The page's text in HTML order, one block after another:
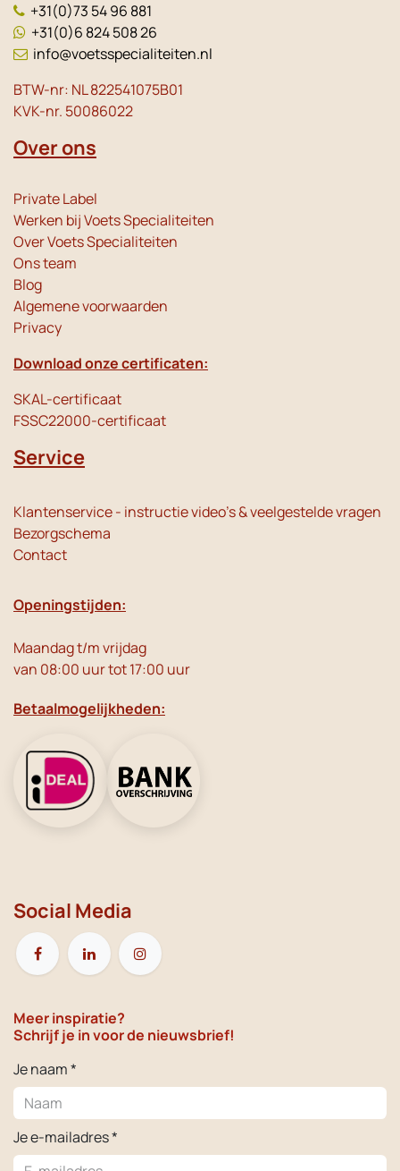
+31(0)73 54 96 881
+31(0)6 824 508 26
info@voetsspecialiteiten.nl
BTW-nr: NL 822541075B01
KVK-nr. 50086022
Over ons
Private Label
Werken bij Voets Specialiteiten
Over Voets Specialiteiten
Ons team
Blog
Algemene voorwaarden
Privacy
Download onze certificaten:
SKAL-certificaat
FSSC22000-certificaat
Service
Klantenservice - instructie video's & veelgestelde vragen
Bezorgschema
Contact
Openingstijden:
Maandag t/m vrijdag
van 08:00 uur tot 17:00 uur
Betaalmogelijkheden:
Social Media
Meer inspiratie?
Schrijf je in voor de nieuwsbrief!
Je naam *
Je e-mailadres *